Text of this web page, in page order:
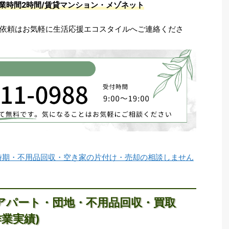
時間2時間/賃貸マンション・メゾネット
頼はお気軽に生活応援エコスタイルへご連絡くださ
・不用品回収・空き家の片付け・売却の相談しません
ート・団地・不用品回収・買取
実績)